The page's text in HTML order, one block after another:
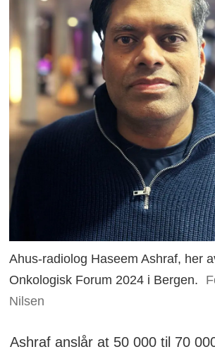
Ahus-radiolog Haseem Ashraf, her
Onkologisk Forum 2024 i Bergen.
Nilsen
Ashraf anslår at 50 000 til 70